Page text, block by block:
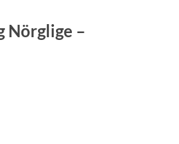
Nörglige –